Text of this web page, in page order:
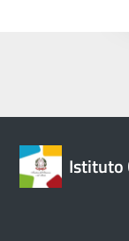
Istituto